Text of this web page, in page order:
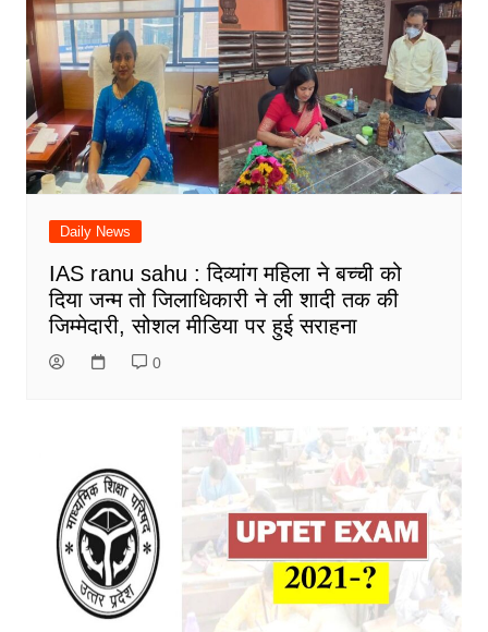
Daily News
IAS ranu sahu : दिव्यांग महिला ने बच्ची को
दिया जन्म तो जिलाधिकारी ने ली शादी तक की
जिम्मेदारी, सोशल मीडिया पर हुई सराहना
0